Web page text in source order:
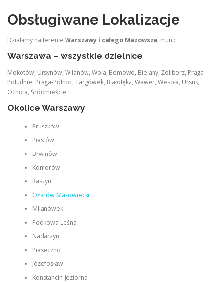
Obsługiwane Lokalizacje
Działamy na terenie Warszawy i całego Mazowsza, m.in.:
Warszawa – wszystkie dzielnice
Mokotów, Ursynów, Wilanów, Wola, Bemowo, Bielany, Żoliborz, Praga-
Południe, Praga-Północ, Targówek, Białołęka, Wawer, Wesoła, Ursus,
Ochota, Śródmieście.
Okolice Warszawy
Pruszków
Piastów
Brwinów
Komorów
Raszyn
Ożarów Mazowiecki
Milanówek
Podkowa Leśna
Nadarzyn
Piaseczno
Józefosław
Konstancin‑Jeziorna